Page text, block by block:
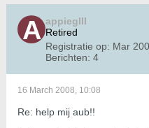
appiegIII
Retired
Registratie op: Mar
Berichten: 4
16 March 2008, 10:08
Re: help mij aub!!